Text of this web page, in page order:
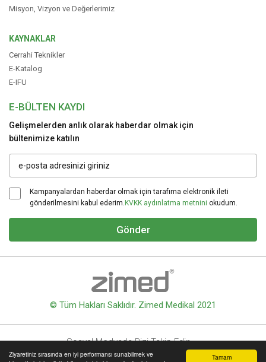
Tamam
Ziyaretiniz sırasında en iyi performansı sunabilmek ve
Misyon, Vizyon ve Değerlerimiz
KAYNAKLAR
Cerrahi Teknikler
E-Katalog
E-IFU
E-BÜLTEN KAYDI
Gelişmelerden anlık olarak haberdar olmak için
bültenimize katılın
Kampanyalardan haberdar olmak için tarafıma elektronik ileti
gönderilmesini kabul ederim. KVKK aydınlatma metnini okudum.
Gönder
© Tüm Hakları Saklıdır. Zimed Medikal 2021
Sosyal Medyada Bizi Takip Edin